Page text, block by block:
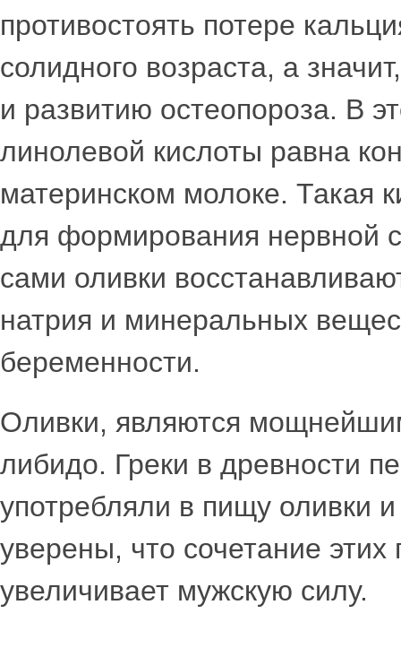
противостоять потере
солидного возраста, а
и развитию остеопороза. В
линолевой кислоты равна
материнском молоке. Такая
для формирования нервной
сами оливки
натрия и минеральных
беременности.
Оливки, являются
либидо. Греки в древности
употребляли в пищу оливки
уверены, что сочетание этих
увеличивает мужскую силу.